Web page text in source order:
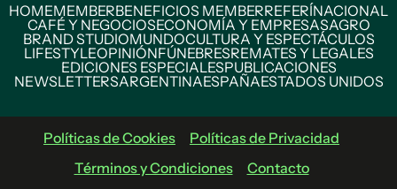
HOMEMEMBERBENEFICIOS MEMBERREFERÍNACIONAL
CAFÉ Y NEGOCIOSECONOMÍA Y EMPRESASAGRO
BRAND STUDIOMUNDOCULTURA Y ESPECTÁCULOS
LIFESTYLEOPINIÓNFÚNEBRESREMATES Y LEGALES
EDICIONES ESPECIALESPUBLICACIONES
NEWSLETTERSARGENTINAESPAÑAESTADOS UNIDOS
Políticas de Cookies
Políticas de Privacidad
Términos y Condiciones
Contacto